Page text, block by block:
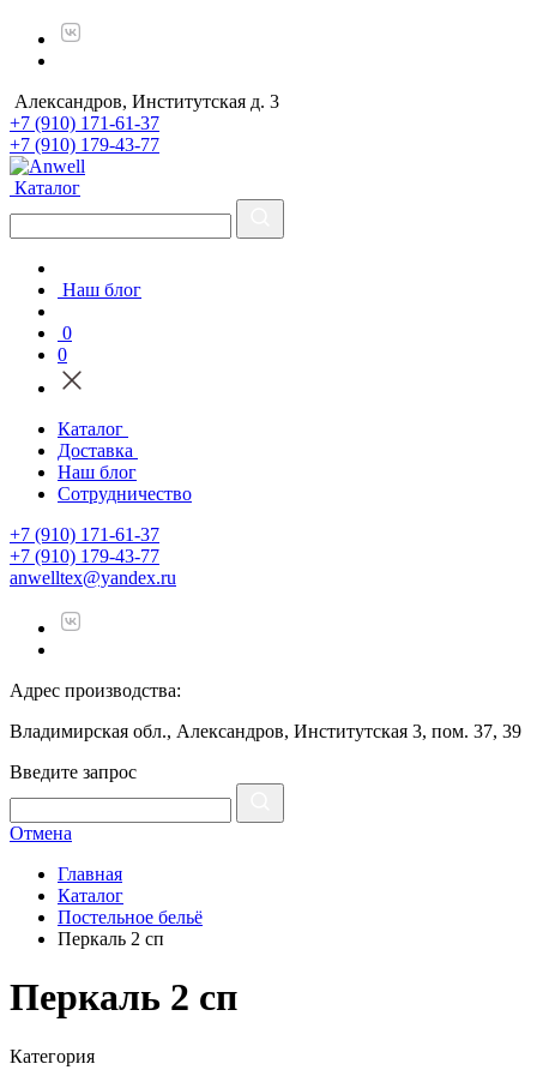
Александров, Институтская д. 3
+7 (910) 171-61-37
+7 (910) 179-43-77
Каталог
Наш блог
0
0
Каталог
Доставка
Наш блог
Сотрудничество
+7 (910) 171-61-37
+7 (910) 179-43-77
anwelltex@yandex.ru
Адрес производства:
Владимирская обл., Александров, Институтская 3, пом. 37, 39
Введите запрос
Отмена
Главная
Каталог
Постельное бельё
Перкаль 2 сп
Перкаль 2 сп
Категория